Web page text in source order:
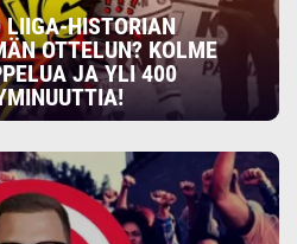
LIIGA-HISTORIAN
OTTELUN? KOLME
JA YLI 400